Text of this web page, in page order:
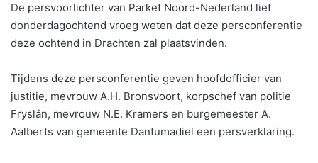
De persvoorlichter van Parket Noord-Nederland liet
donderdagochtend vroeg weten dat deze persconferentie
deze ochtend in Drachten zal plaatsvinden.
Tijdens deze persconferentie geven hoofdofficier van
justitie, mevrouw A.H. Bronsvoort, korpschef van politie
Fryslân, mevrouw N.E. Kramers en burgemeester A.
Aalberts van gemeente Dantumadiel een persverklaring.